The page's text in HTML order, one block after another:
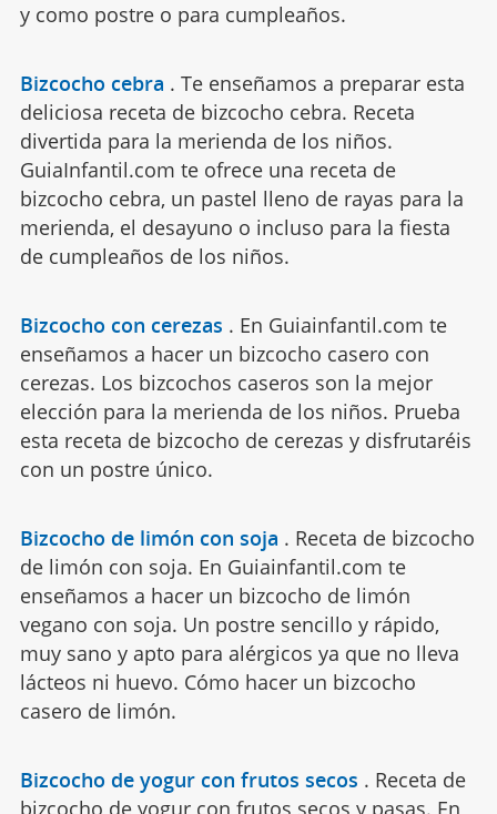
y como postre o para cumpleaños.
Bizcocho cebra . Te enseñamos a preparar esta
deliciosa receta de bizcocho cebra. Receta
divertida para la merienda de los niños.
GuiaInfantil.com te ofrece una receta de
bizcocho cebra, un pastel lleno de rayas para la
merienda, el desayuno o incluso para la fiesta
de cumpleaños de los niños.
Bizcocho con cerezas . En Guiainfantil.com te
enseñamos a hacer un bizcocho casero con
cerezas. Los bizcochos caseros son la mejor
elección para la merienda de los niños. Prueba
esta receta de bizcocho de cerezas y disfrutaréis
con un postre único.
Bizcocho de limón con soja . Receta de bizcocho
de limón con soja. En Guiainfantil.com te
enseñamos a hacer un bizcocho de limón
vegano con soja. Un postre sencillo y rápido,
muy sano y apto para alérgicos ya que no lleva
lácteos ni huevo. Cómo hacer un bizcocho
casero de limón.
Bizcocho de yogur con frutos secos . Receta de
bizcocho de yogur con frutos secos y pasas. En